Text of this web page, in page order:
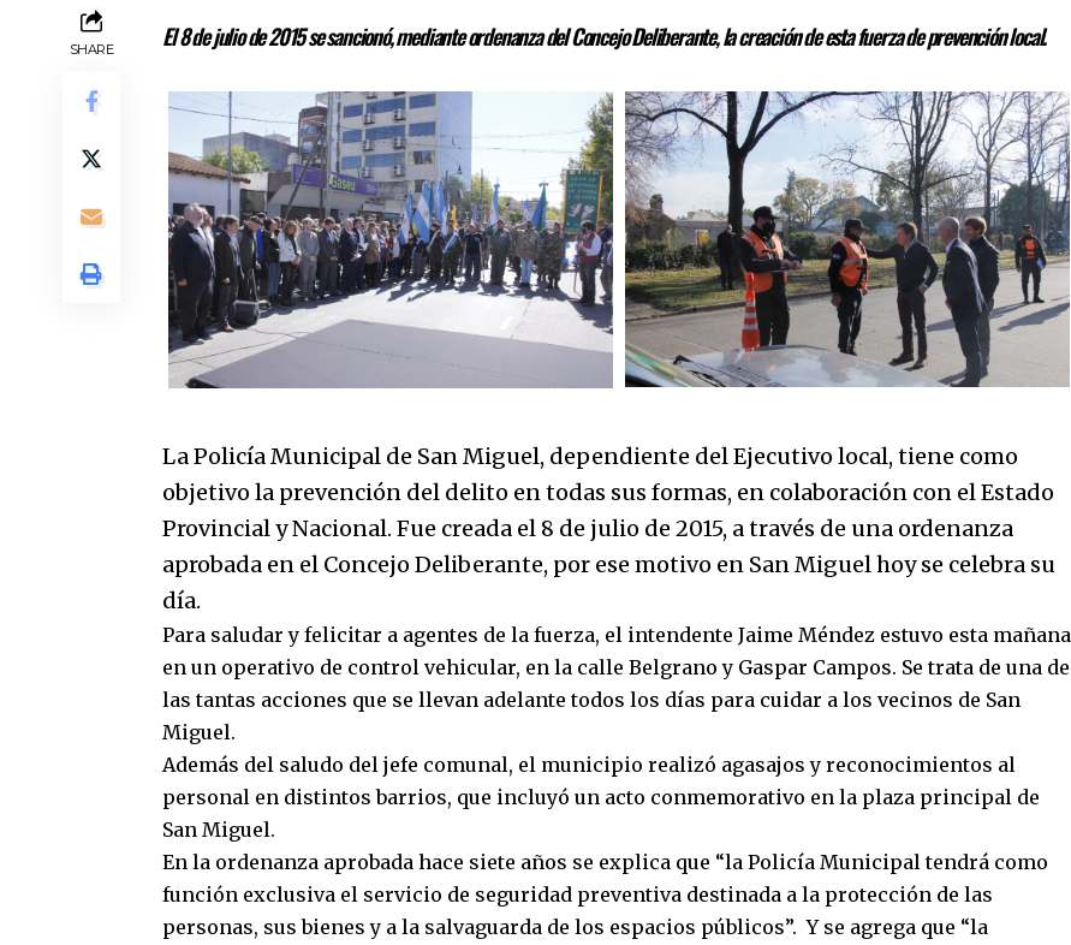
SHARE El 8 de julio de 2015 se sancionó, mediante ordenanza del Concejo Deliberante, la creación de esta fuerza de prevención local.
La Policía Municipal de San Miguel, dependiente del Ejecutivo local, tiene como
objetivo la prevención del delito en todas sus formas, en colaboración con el Estado
Provincial y Nacional. Fue creada el 8 de julio de 2015, a través de una ordenanza
aprobada en el Concejo Deliberante, por ese motivo en San Miguel hoy se celebra su
día.
Para saludar y felicitar a agentes de la fuerza, el intendente Jaime Méndez estuvo esta mañana
en un operativo de control vehicular, en la calle Belgrano y Gaspar Campos. Se trata de una de
las tantas acciones que se llevan adelante todos los días para cuidar a los vecinos de San
Miguel.
Además del saludo del jefe comunal, el municipio realizó agasajos y reconocimientos al
personal en distintos barrios, que incluyó un acto conmemorativo en la plaza principal de
San Miguel.
En la ordenanza aprobada hace siete años se explica que “la Policía Municipal tendrá como
función exclusiva el servicio de seguridad preventiva destinada a la protección de las
personas, sus bienes y a la salvaguarda de los espacios públicos”. Y se agrega que “la